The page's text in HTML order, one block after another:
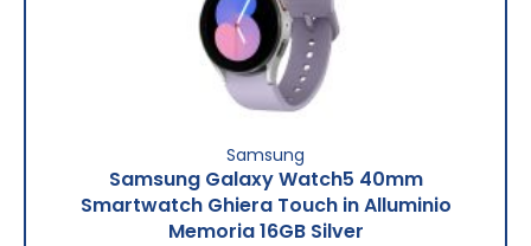
Samsung
Samsung Galaxy Watch5 40mm
Smartwatch Ghiera Touch in Alluminio
Memoria 16GB Silver